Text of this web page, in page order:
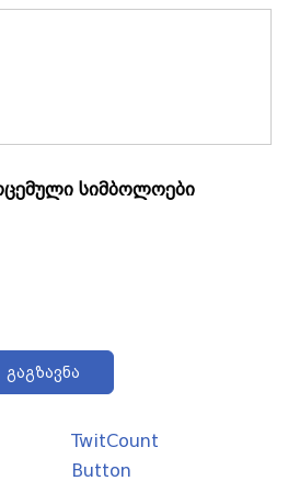
სიმბოლოები
გაგზავნა
TwitCount
Button